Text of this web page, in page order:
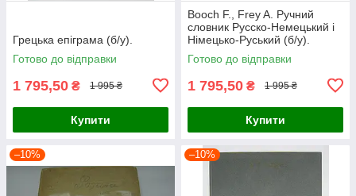
Грецька епіграма (б/у).
Готово до відправки
1 795,50 ₴ 1 995 ₴
Купити
Booch F., Frey A. Ручний
словник Русско-Немецький і
Німецько-Руський (б/у).
Готово до відправки
1 795,50 ₴ 1 995 ₴
Купити
–10% –10%